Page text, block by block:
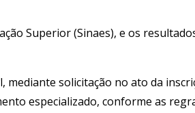
Superior (Sinaes), e os
solicitação no ato da
especializado, conforme as